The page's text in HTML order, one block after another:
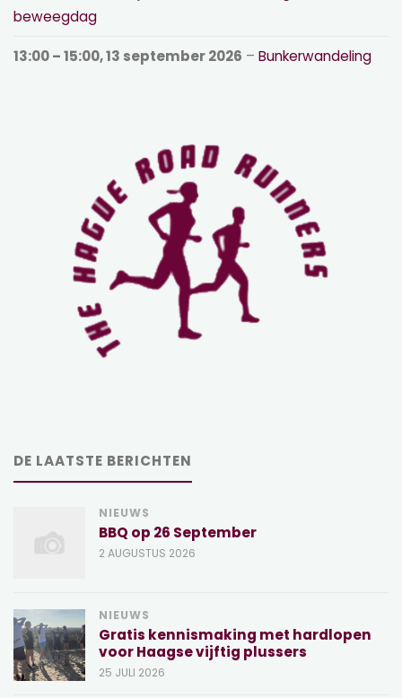
beweegdag
13:00– 15:00,13 september 2026 –Bunkerwandeling
DE LAATSTE BERICHTEN
NIEUWS
BBQ op 26 September
2 AUGUSTUS 2026
NIEUWS
Gratis kennismaking met hardlopen
voor Haagse vijftig plussers
25 JULI 2026